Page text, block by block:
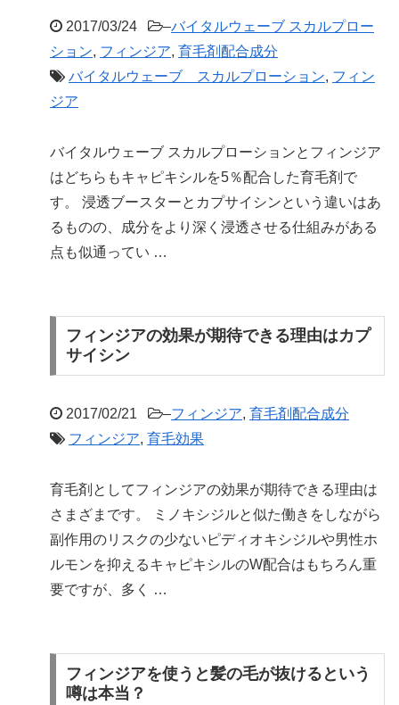
2017/03/24 –バイタルウェーブ スカルプロー
ション, フィンジア, 育毛剤配合成分
バイタルウェーブ スカルプローション, フィン
ジア
バイタルウェーブ スカルプローションとフィンジア
はどちらもキャピキシルを5％配合した育毛剤で
す。 浸透ブースターとカプサイシンという違いはあ
るものの、成分をより深く浸透させる仕組みがある
点も似通ってい …
フィンジアの効果が期待できる理由はカプ
サイシン
2017/02/21 –フィンジア, 育毛剤配合成分
フィンジア, 育毛効果
育毛剤としてフィンジアの効果が期待できる理由は
さまざまです。 ミノキシジルと似た働きをしながら
副作用のリスクの少ないピディオキシジルや男性ホ
ルモンを抑えるキャピキシルのW配合はもちろん重
要ですが、多く …
フィンジアを使うと髪の毛が抜けるという
噂は本当？